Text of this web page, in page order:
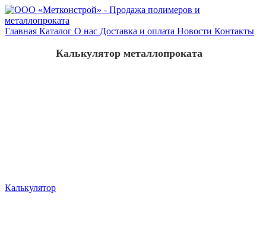
Главная Каталог О нас Доставка и оплата Новости Контакты
Калькулятор
Калькулятор металлопроката